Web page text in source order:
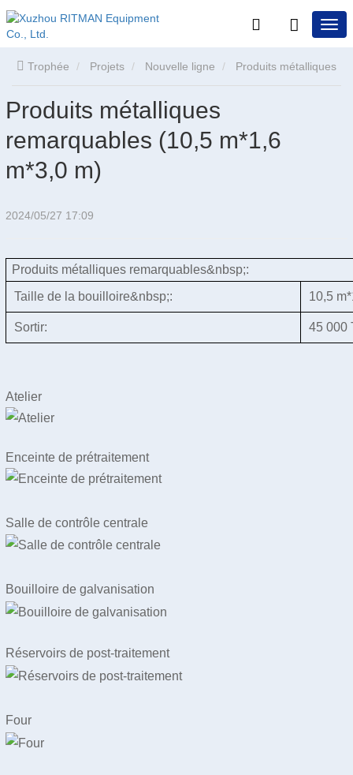
Trophée Projets Nouvelle ligne
remarquables (10,5 m*1,6 m*3,0 m)
Produits métalliques
remarquables (10,5 m*1,6
m*3,0 m)
2024/05/27 17:09
Produits métalliques remarquables&nbsp;:
Taille de la bouilloire&nbsp;:
10,5
Sortir: 45 000
Atelier
Enceinte de prétraitement
Salle de contrôle centrale
Bouilloire de galvanisation
Réservoirs de post-traitement
Four